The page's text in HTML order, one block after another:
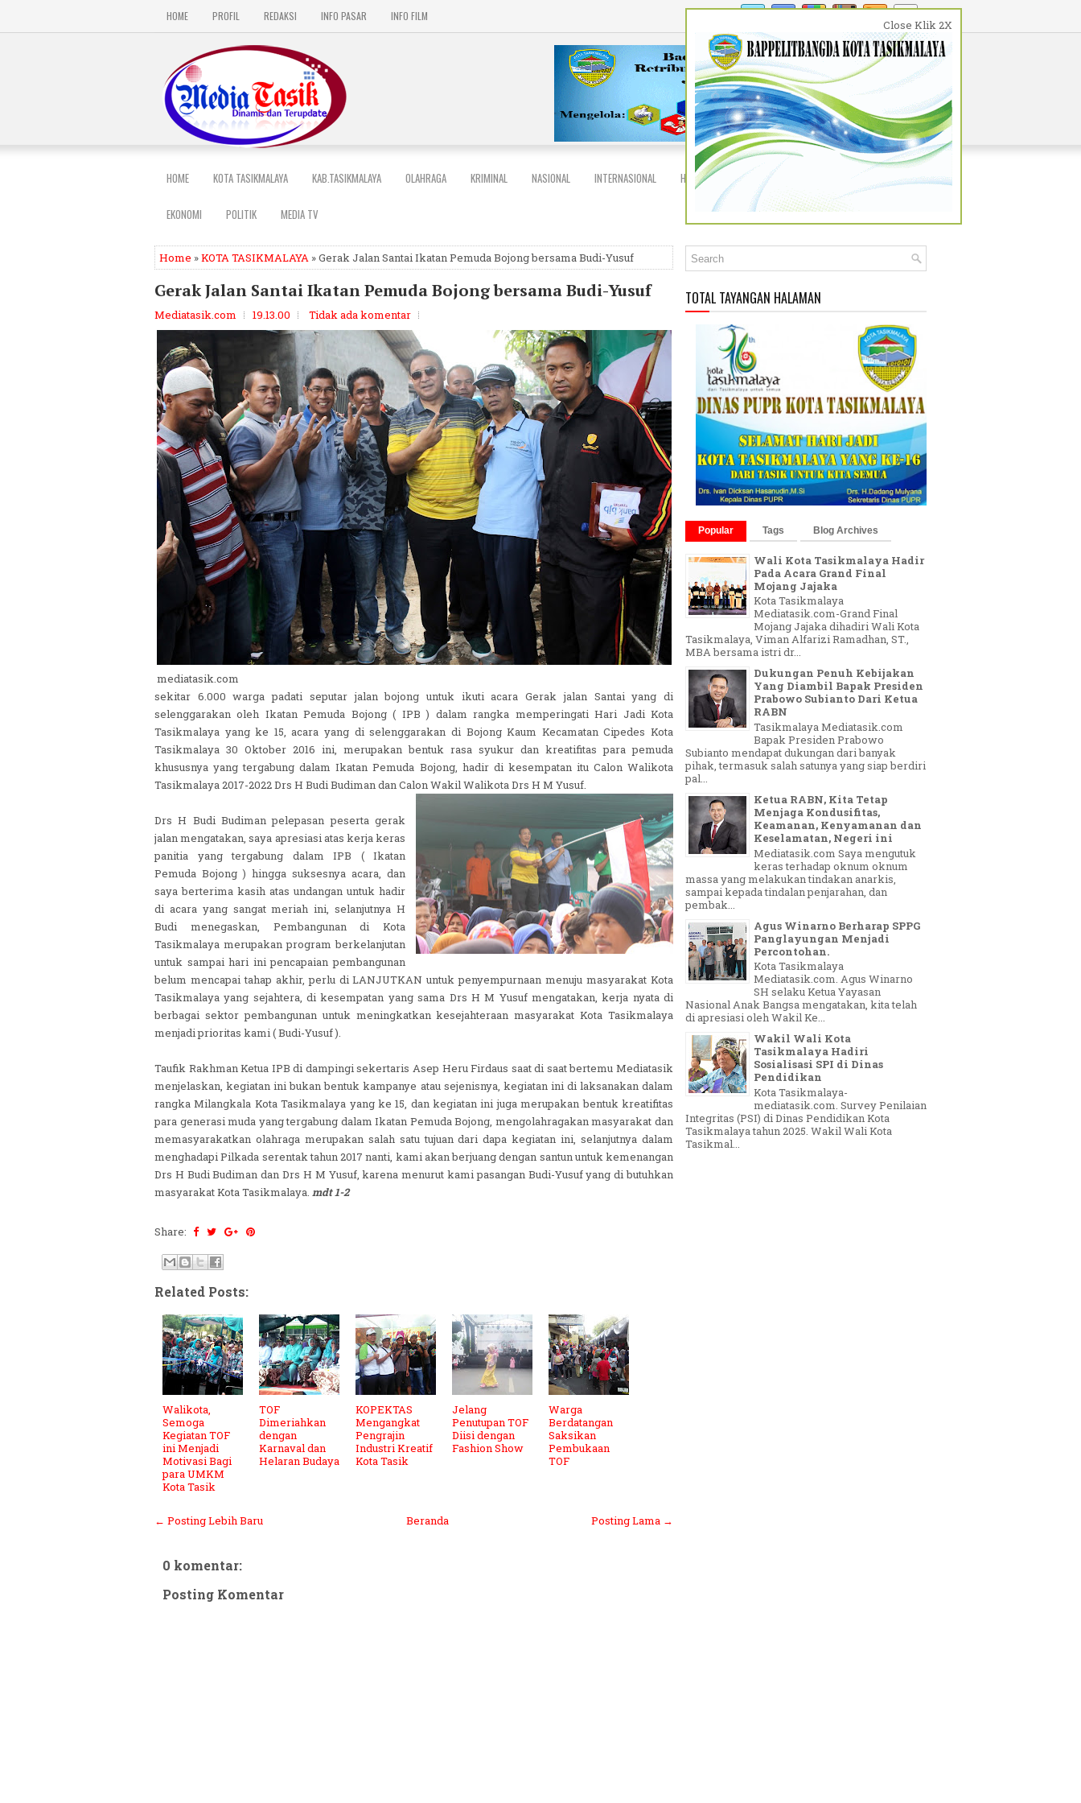
HOME PROFIL REDAKSI INFO PASAR INFO FILM
HOME KOTA TASIKMALAYA KAB.TASIKMALAYA OLAHRAGA KRIMINAL NASIONAL INTERNASIONAL HIBURAN WISATA DAN BUDAYA PENDIDIKAN
EKONOMI POLITIK MEDIA TV
Home »KOTA TASIKMALAYA » Gerak Jalan Santai Ikatan Pemuda Bojong bersama Budi-Yusuf
Gerak Jalan Santai Ikatan Pemuda Bojong bersama Budi-Yusuf
Mediatasik.com 19.13.00 Tidak ada komentar
mediatasik.com
sekitar 6.000 warga padati seputar jalan bojong untuk ikuti acara Gerak jalan Santai yang di
selenggarakan oleh Ikatan Pemuda Bojong ( IPB ) dalam rangka memperingati Hari Jadi Kota
Tasikmalaya yang ke 15, acara yang di selenggarakan di Bojong Kaum Kecamatan Cipedes Kota
Tasikmalaya 30 Oktober 2016 ini, merupakan bentuk rasa syukur dan kreatifitas para pemuda
khususnya yang tergabung dalam Ikatan Pemuda Bojong, hadir di kesempatan itu Calon Walikota
Tasikmalaya 2017-2022 Drs H Budi Budiman dan Calon Wakil Walikota Drs H M Yusuf.
Drs H Budi Budiman pelepasan peserta gerak
jalan mengatakan, saya apresiasi atas kerja keras
panitia yang tergabung dalam IPB ( Ikatan
Pemuda Bojong ) hingga suksesnya acara, dan
saya berterima kasih atas undangan untuk hadir
di acara yang sangat meriah ini, selanjutnya H
Budi menegaskan, Pembangunan di Kota
Tasikmalaya merupakan program berkelanjutan
untuk sampai hari ini pencapaian pembangunan
belum mencapai tahap akhir, perlu di LANJUTKAN untuk penyempurnaan menuju masyarakat Kota
Tasikmalaya yang sejahtera, di kesempatan yang sama Drs H M Yusuf mengatakan, kerja nyata di
berbagai sektor pembangunan untuk meningkatkan kesejahteraan masyarakat Kota Tasikmalaya
menjadi prioritas kami ( Budi-Yusuf ).
Taufik Rakhman Ketua IPB di dampingi sekertaris Asep Heru Firdaus saat di saat bertemu Mediatasik
menjelaskan, kegiatan ini bukan bentuk kampanye atau sejenisnya, kegiatan ini di laksanakan dalam
rangka Milangkala Kota Tasikmalaya yang ke 15, dan kegiatan ini juga merupakan bentuk kreatifitas
para generasi muda yang tergabung dalam Ikatan Pemuda Bojong, mengolahragakan masyarakat dan
memasyarakatkan olahraga merupakan salah satu tujuan dari dapa kegiatan ini, selanjutnya dalam
menghadapi Pilkada serentak tahun 2017 nanti, kami akan berjuang dengan santun untuk kemenangan
Drs H Budi Budiman dan Drs H M Yusuf, karena menurut kami pasangan Budi-Yusuf yang di butuhkan
masyarakat Kota Tasikmalaya. mdt 1-2
Share:
Related Posts:
Walikota,
Semoga
Kegiatan TOF
ini Menjadi
Motivasi Bagi
para UMKM
Kota Tasik
TOF
Dimeriahkan
dengan
Karnaval dan
Helaran Budaya
KOPEKTAS
Mengangkat
Pengrajin
Industri Kreatif
Kota Tasik
Jelang
Penutupan TOF
Diisi dengan
Fashion Show
Warga
Berdatangan
Saksikan
Pembukaan
TOF
← Posting Lebih Baru Posting Lama →
Beranda
0 komentar:
Posting Komentar
TOTAL TAYANGAN HALAMAN
Popular Tags Blog Archives
Wali Kota Tasikmalaya Hadir
Pada Acara Grand Final
Mojang Jajaka
Kota Tasikmalaya
Mediatasik.com-Grand Final
Mojang Jajaka dihadiri Wali Kota
Tasikmalaya, Viman Alfarizi Ramadhan, ST.,
MBA bersama istri dr...
Dukungan Penuh Kebijakan
Yang Diambil Bapak Presiden
Prabowo Subianto Dari Ketua
RABN
Tasikmalaya Mediatasik.com
Bapak Presiden Prabowo
Subianto mendapat dukungan dari banyak
pihak, termasuk salah satunya yang siap berdiri
pal...
Ketua RABN, Kita Tetap
Menjaga Kondusifitas,
Keamanan, Kenyamanan dan
Keselamatan, Negeri ini
Mediatasik.com Saya mengutuk
keras terhadap oknum oknum
massa yang melakukan tindakan anarkis,
sampai kepada tindalan penjarahan, dan
pembak...
Agus Winarno Berharap SPPG
Panglayungan Menjadi
Percontohan.
Kota Tasikmalaya
Mediatasik.com. Agus Winarno
SH selaku Ketua Yayasan
Nasional Anak Bangsa mengatakan, kita telah
di apresiasi oleh Wakil Ke...
Wakil Wali Kota
Tasikmalaya Hadiri
Sosialisasi SPI di Dinas
Pendidikan
Kota Tasikmalaya-
mediatasik.com. Survey Penilaian
Integritas (PSI) di Dinas Pendidikan Kota
Tasikmalaya tahun 2025. Wakil Wali Kota
Tasikmal...
Close Klik 2X